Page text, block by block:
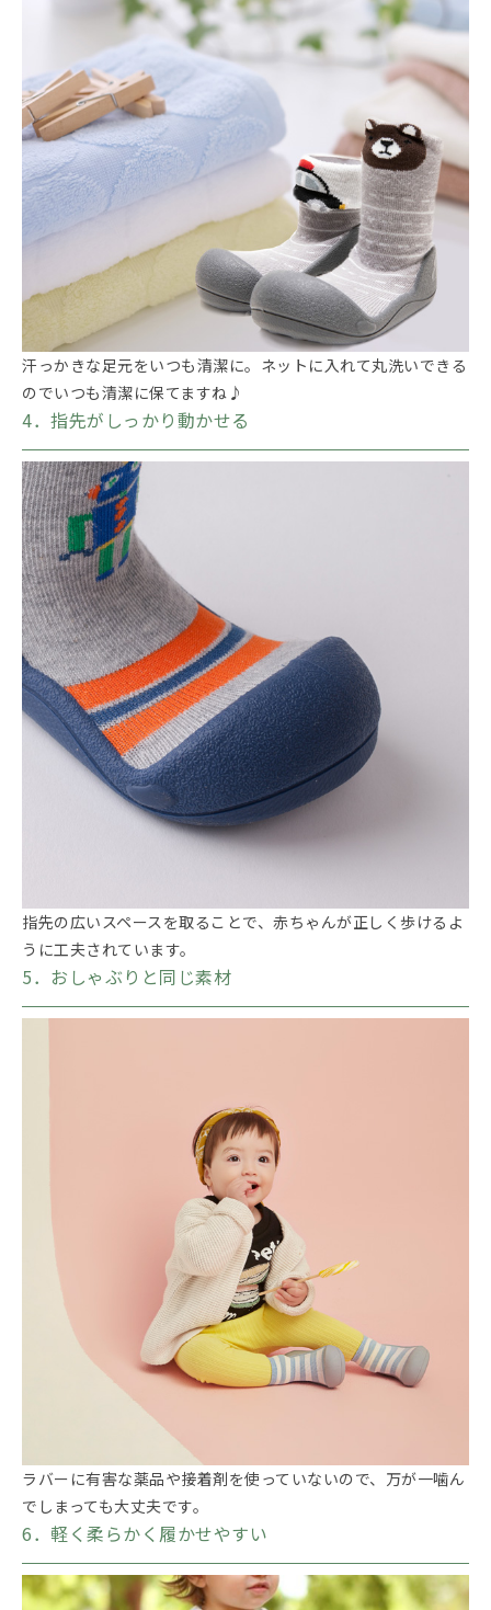
汗っかきな足元をいつも清潔に。ネットに入れて丸洗いできる
のでいつも清潔に保てますね♪
4．指先がしっかり動かせる
指先の広いスペースを取ることで、赤ちゃんが正しく歩けるよ
うに工夫されています。
5．おしゃぶりと同じ素材
ラバーに有害な薬品や接着剤を使っていないので、万が一噛ん
でしまっても大丈夫です。
6．軽く柔らかく履かせやすい